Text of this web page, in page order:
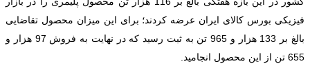
فیزیکی بورس کالای ایران عرضه کردند؛ برای این میزان محصول تقاضایی
بالغ بر 133 هزار و 965 تن به ثبت رسید که در نهایت به فروش 97 هزار و
655 تن از این محصول انجامید.